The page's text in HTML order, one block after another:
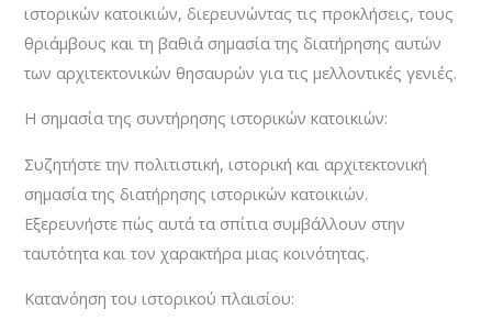
ιστορικών κατοικιών, διερευνώντας τις προκλήσεις, τους
θριάμβους και τη βαθιά σημασία της διατήρησης αυτών
των αρχιτεκτονικών θησαυρών για τις μελλοντικές γενιές.
Η σημασία της συντήρησης ιστορικών κατοικιών:
Συζητήστε την πολιτιστική, ιστορική και αρχιτεκτονική
σημασία της διατήρησης ιστορικών κατοικιών.
Εξερευνήστε πώς αυτά τα σπίτια συμβάλλουν στην
ταυτότητα και τον χαρακτήρα μιας κοινότητας.
Κατανόηση του ιστορικού πλαισίου: